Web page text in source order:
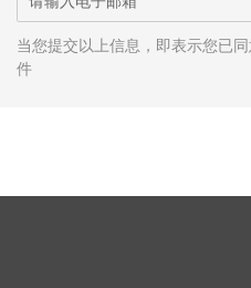
当您提交以上信息，即表示您已
件